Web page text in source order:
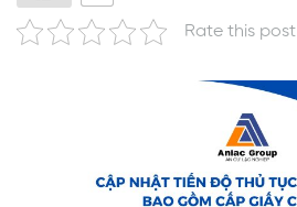
Rate this post